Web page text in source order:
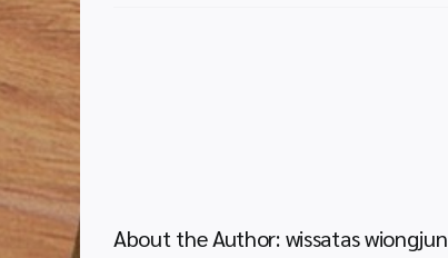
About the Author:wissatas wiongjun